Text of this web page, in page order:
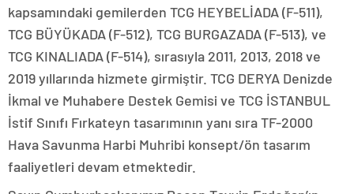
kapsamındaki gemilerden TCG HEYBELİADA (F-511),
TCG BÜYÜKADA (F-512), TCG BURGAZADA (F-513), ve
TCG KINALIADA (F-514), sırasıyla 2011, 2013, 2018 ve
2019 yıllarında hizmete girmiştir. TCG DERYA Denizde
İkmal ve Muhabere Destek Gemisi ve TCG İSTANBUL
İstif Sınıfı Fırkateyn tasarımının yanı sıra TF-2000
Hava Savunma Harbi Muhribi konsept/ön tasarım
faaliyetleri devam etmektedir.